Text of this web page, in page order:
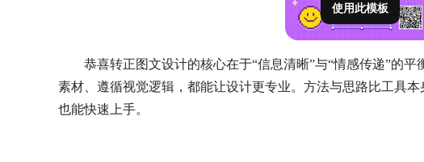
使用此模板
恭喜转正图文设计的核心在于“信息清晰”与“情感传递”的
素材、遵循视觉逻辑，都能让设计更专业。方法与思路比工具
也能快速上手。